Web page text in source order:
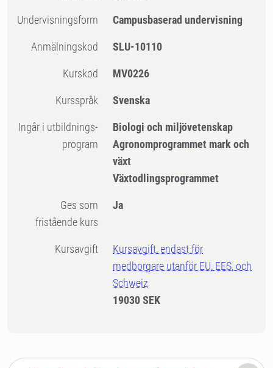
Undervisningsform Campusbaserad undervisning
Anmälningskod SLU-10110
Kurskod MV0226
Kursspråk Svenska
Ingår i utbildnings-
program
Biologi och miljövetenskap
Agronomprogrammet mark och
växt
Växtodlingsprogrammet
Ges som
fristående kurs
Ja
Kursavgift
Kursavgift, endast för
medborgare utanför EU, EES, och
Schweiz
19030 SEK